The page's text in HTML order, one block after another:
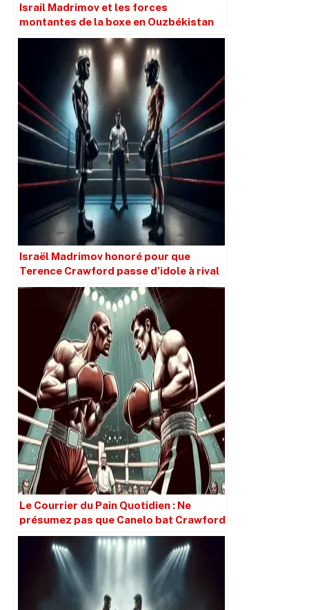
Israil Madrimov et les forces
montantes de la boxe en Ouzbékistan
Israël Madrimov honoré pour que
Terence Crawford passe d’idole à rival
Le Courrier du Pain Quotidien : Ne
présumez pas que Canelo bat Crawford
simplement parce qu’il est plus grand.